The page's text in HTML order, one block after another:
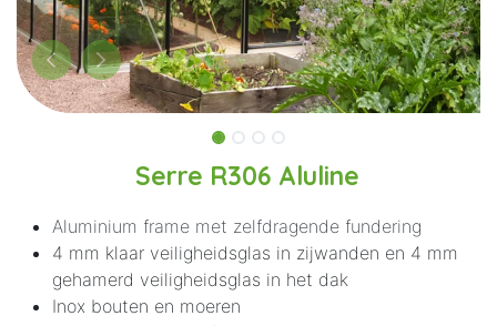
Serre R306 Aluline
Aluminium frame met zelfdragende fundering
4 mm klaar veiligheidsglas in zijwanden en 4 mm
gehamerd veiligheidsglas in het dak
Inox bouten en moeren